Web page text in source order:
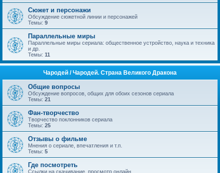
Сюжет и персонажи
Обсуждение сюжетной линии и персонажей
Темы: 9
Параллельные миры
Параллельные миры сериала: общественное устройство, наука и техника
и др.
Темы: 11
Чародей / Чародей. Страна Великого Дракона
Общие вопросы
Обсуждение вопросов, общих для обоих сезонов сериала
Темы: 21
Фан-творчество
Творчество поклонников сериала
Темы: 25
Отзывы о фильме
Мнения о сериале, впечатления и т.п.
Темы: 5
Где посмотреть
Ссылки на скачивание, просмотр онлайн